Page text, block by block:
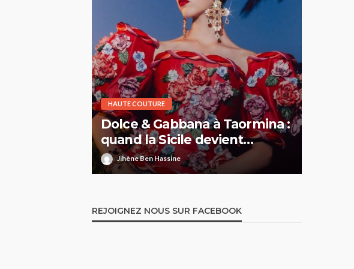
HAUTE COUTURE
Dolce & Gabbana à Taormina :
quand la Sicile devient
l’Olympe
Jihène Ben Hassine
REJOIGNEZ NOUS SUR FACEBOOK